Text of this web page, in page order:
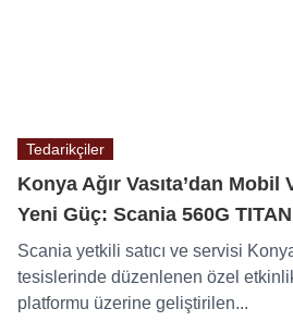
Tedarikçiler
Konya Ağır Vasıta’dan
Yeni Güç: Scania 560G
Scania yetkili satıcı ve servisi
tesislerinde düzenlenen özel
platformu üzerine geliştirilen...